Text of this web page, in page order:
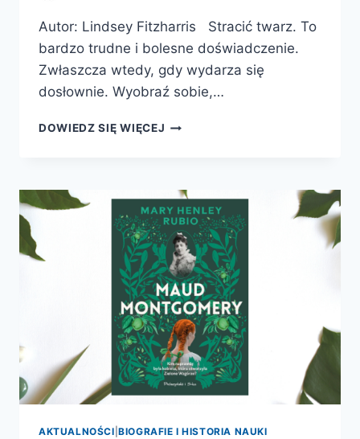
Autor: Lindsey Fitzharris Stracić twarz. To
bardzo trudne i bolesne doświadczenie.
Zwłaszcza wtedy, gdy wydarza się
dosłownie. Wyobraź sobie,…
DOWIEDZ SIĘ WIĘCEJ FACEMAKER.
STWORZYŁ
CHIRURGIĘ
PLASTYCZNĄ
AKTUALNOŚCI |BIOGRAFIE I HISTORIA NAUKI